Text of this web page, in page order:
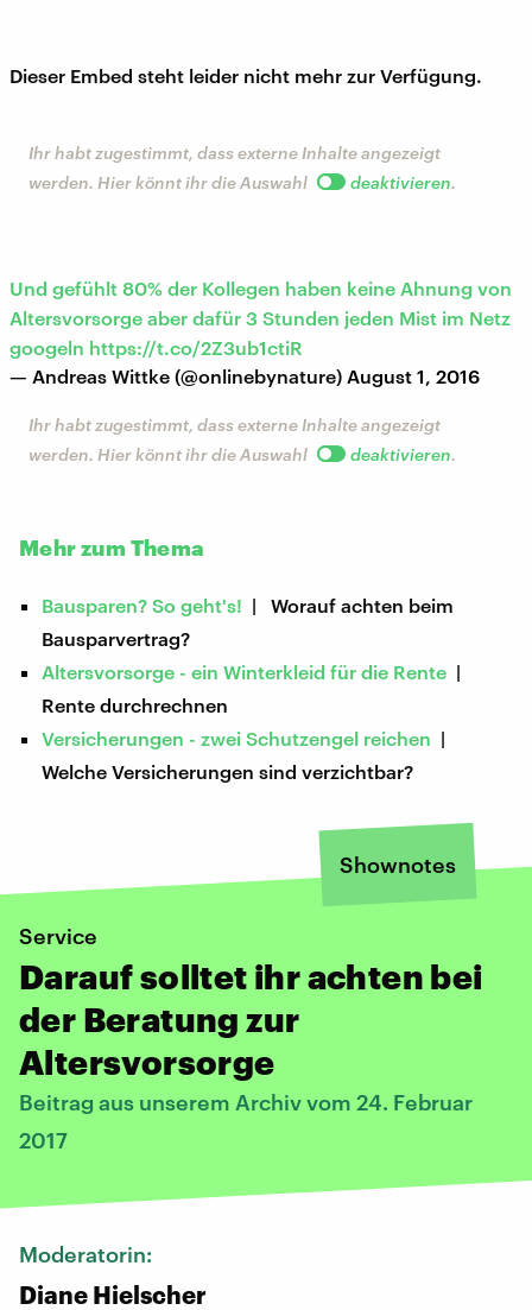
Dieser Embed steht leider nicht mehr zur Verfügung.
Ihr habt zugestimmt, dass externe Inhalte angezeigt
werden. Hier könnt ihr die Auswahl
deaktivieren.
Und gefühlt 80% der Kollegen haben keine Ahnung von
Altersvorsorge aber dafür 3 Stunden jeden Mist im Netz
googeln https://t.co/2Z3ub1ctiR
— Andreas Wittke (@onlinebynature) August 1, 2016
Ihr habt zugestimmt, dass externe Inhalte angezeigt
werden. Hier könnt ihr die Auswahl
deaktivieren.
Mehr zum Thema
Bausparen? So geht's! | Worauf achten beim
Bausparvertrag?
Altersvorsorge - ein Winterkleid für die Rente |
Rente durchrechnen
Versicherungen - zwei Schutzengel reichen |
Welche Versicherungen sind verzichtbar?
Shownotes
Service
Darauf solltet ihr achten bei
der Beratung zur
Altersvorsorge
Beitrag aus unserem Archiv vom 24. Februar
2017
Moderatorin:
Diane Hielscher